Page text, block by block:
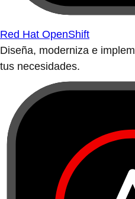
Red Hat OpenShift
Diseña, moderniza e
tus necesidades.